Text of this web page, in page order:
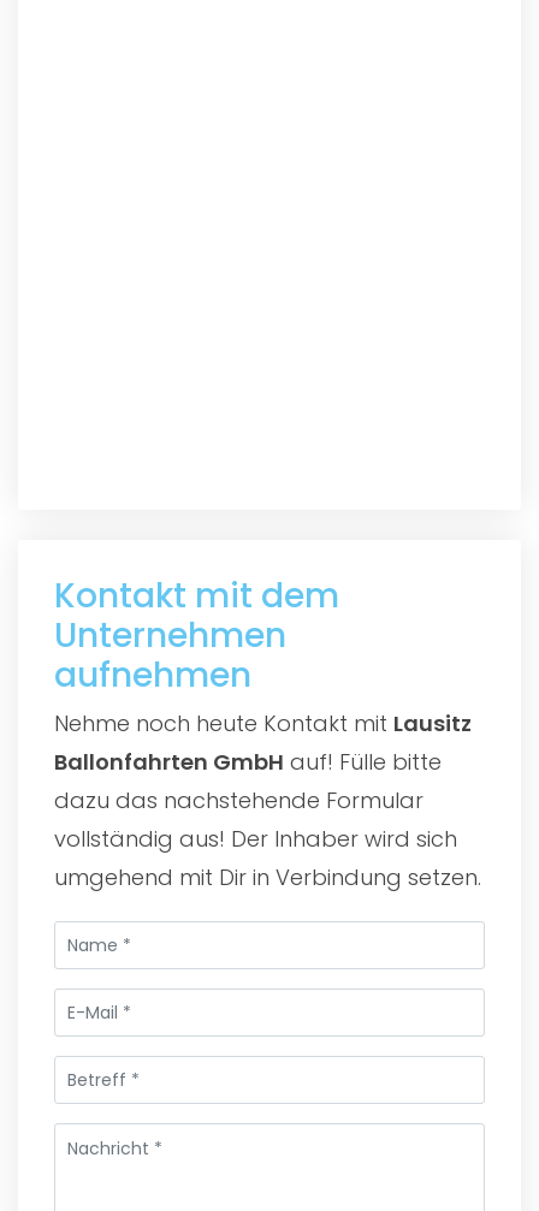
Kontakt mit dem
Unternehmen
aufnehmen
Nehme noch heute Kontakt mit Lausitz
Ballonfahrten GmbH auf! Fülle bitte
dazu das nachstehende Formular
vollständig aus! Der Inhaber wird sich
umgehend mit Dir in Verbindung setzen.